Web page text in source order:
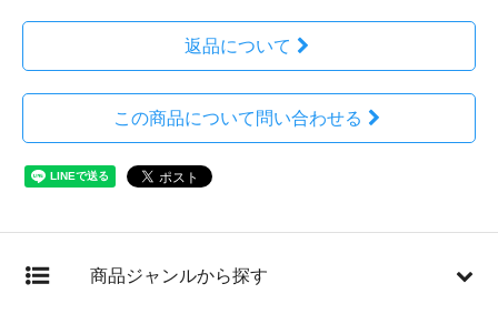
返品について
この商品について問い合わせる
商品ジャンルから探す